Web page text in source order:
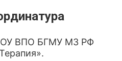
ВПО БГМУ МЗ РФ